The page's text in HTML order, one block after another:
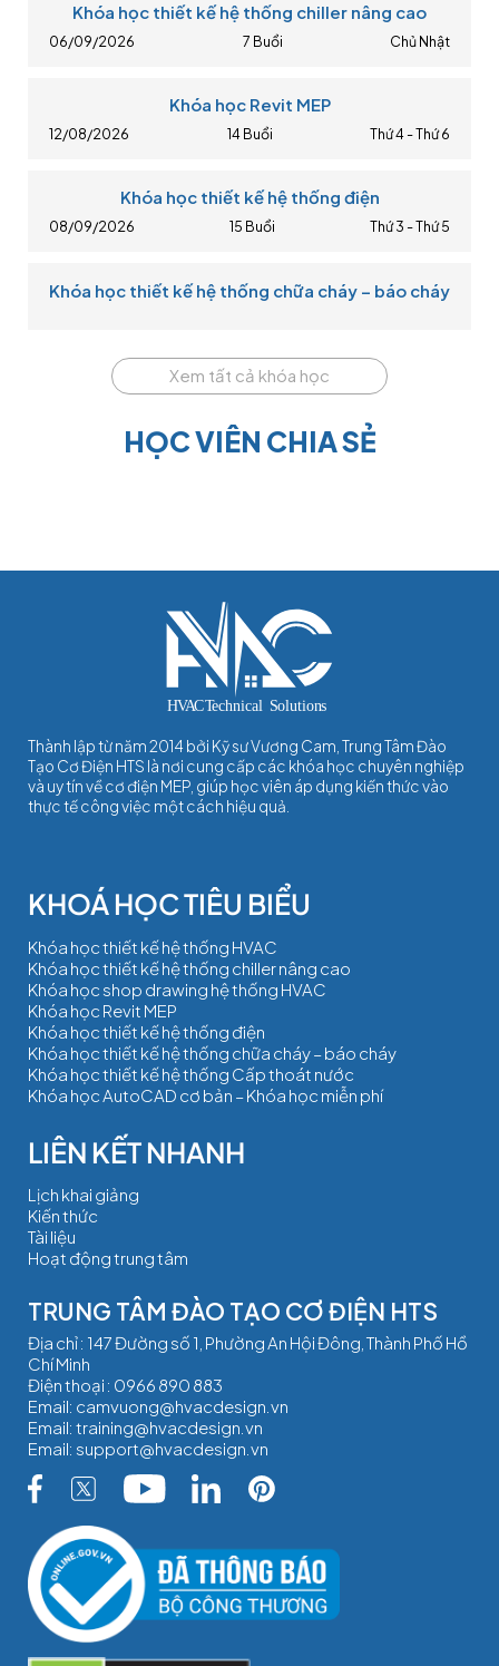
Khóa học thiết kế hệ thống chiller nâng cao
06/09/2026 7 Buổi Chủ Nhật
Khóa học Revit MEP
12/08/2026 14 Buổi Thứ 4 - Thứ 6
Khóa học thiết kế hệ thống điện
08/09/2026 15 Buổi Thứ 3 - Thứ 5
Khóa học thiết kế hệ thống chữa cháy – báo cháy
Xem tất cả khóa học
HỌC VIÊN CHIA SẺ
Thành lập từ năm 2014 bởi Kỹ sư Vương Cam, Trung Tâm Đào
Tạo Cơ Điện HTS là nơi cung cấp các khóa học chuyên nghiệp
và uy tín về cơ điện MEP, giúp học viên áp dụng kiến thức vào
thực tế công việc một cách hiệu quả.
Khóa học thiết kế hệ thống HVAC
Khóa học thiết kế hệ thống chiller nâng cao
Khóa học shop drawing hệ thống HVAC
Khóa học Revit MEP
Khóa học thiết kế hệ thống điện
Khóa học thiết kế hệ thống chữa cháy – báo cháy
Khóa học thiết kế hệ thống Cấp thoát nước
Khóa học AutoCAD cơ bản – Khóa học miễn phí
Lịch khai giảng
Kiến thức
Tài liệu
Hoạt động trung tâm
TRUNG TÂM ĐÀO TẠO CƠ ĐIỆN HTS
Địa chỉ : 147 Đường số 1, Phường An Hội Đông, Thành Phố Hồ
Chí Minh
Điện thoại : 0966 890 883
Email: camvuong@hvacdesign.vn
Email: training@hvacdesign.vn
Email: support@hvacdesign.vn